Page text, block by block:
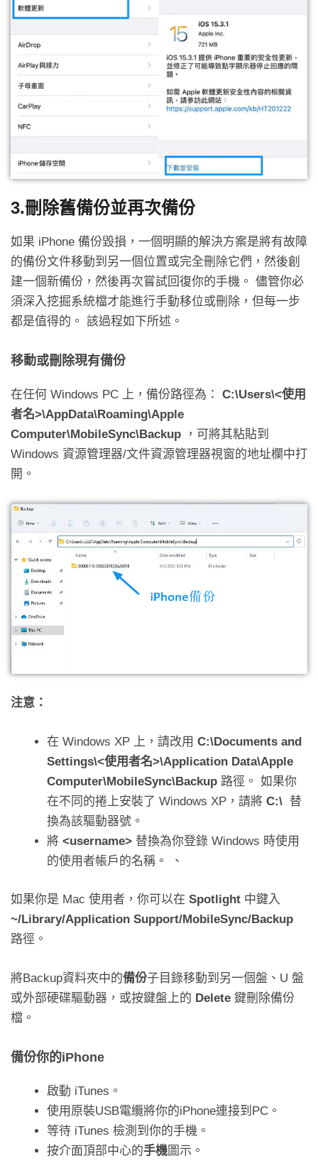
3.刪除舊備份並再次備份
如果 iPhone 備份毀損，一個明顯的解決方案是將有故障
的備份文件移動到另一個位置或完全刪除它們，然後創
建一個新備份，然後再次嘗試回復你的手機。 儘管你必
須深入挖掘系統檔才能進行手動移位或刪除，但每一步
都是值得的。 該過程如下所述。
移動或刪除現有備份
在任何 Windows PC 上，備份路徑為： C:\Users\<使用
者名>\AppData\Roaming\Apple
Computer\MobileSync\Backup
，可將其粘貼到
Windows 資源管理器/文件資源管理器視窗的地址欄中打
開。
注意：
在 Windows XP 上，請改用 C:\Documents and
Settings\<使用者名>\Application Data\Apple
Computer\MobileSync\Backup 路徑。 如果你
在不同的捲上安裝了 Windows XP，請將 C:\ 替
換為該驅動器號。
將 <username> 替換為你登錄 Windows 時使用
的使用者帳戶的名稱。 、
如果你是 Mac 使用者，你可以在 Spotlight 中鍵入
~/Library/Application Support/MobileSync/Backup
路徑。
將Backup資料夾中的備份子目錄移動到另一個盤、U 盤
或外部硬碟驅動器，或按鍵盤上的 Delete 鍵刪除備份
檔。
備份你的iPhone
啟動 iTunes。
使用原裝USB電纜將你的iPhone連接到PC。
等待 iTunes 檢測到你的手機。
按介面頂部中心的手機圖示。